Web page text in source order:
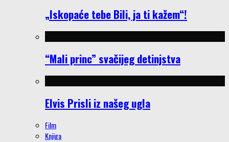
„Iskopaće tebe Bili, ja ti kažem“!
“Mali princ” svačijeg detinjstva
Elvis Prisli iz našeg ugla
Film
Knjiga